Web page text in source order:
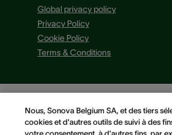
Global privacy policy
Privacy Policy
Cookie Policy
Terms & Conditions
Nous, Sonova Belgium SA, et des tiers
cookies et d'autres outils de suivi à des